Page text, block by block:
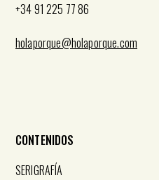
+34 91 225 77 86
holaporque@holaporque.com
CONTENIDOS
SERIGRAFÍA